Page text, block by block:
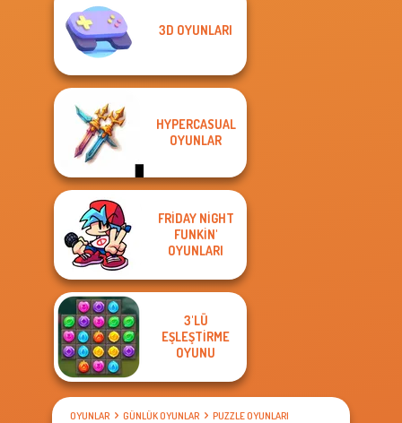
3D OYUNLARI
HYPERCASUAL
OYUNLAR
FRIDAY NIGHT
FUNKIN'
OYUNLARI
3'LÜ
EŞLEŞTIRME
OYUNU
OYUNLAR GÜNLÜK OYUNLAR PUZZLE OYUNLARI